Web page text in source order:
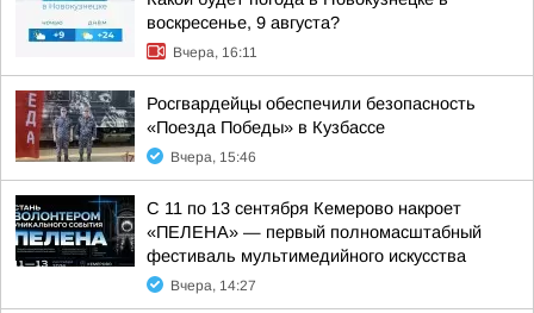
воскресенье, 9 августа?
Вчера, 16:11
Росгвардейцы обеспечили безопасность
«Поезда Победы» в Кузбассе
Вчера, 15:46
С 11 по 13 сентября Кемерово накроет
«ПЕЛЕНА» — первый полномасштабный
фестиваль мультимедийного искусства
Вчера, 14:27